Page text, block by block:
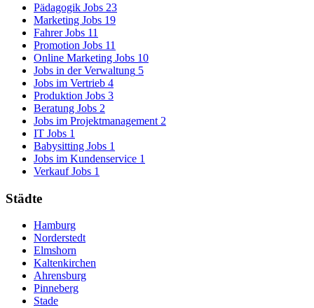
Pädagogik Jobs 23
Marketing Jobs 19
Fahrer Jobs 11
Promotion Jobs 11
Online Marketing Jobs 10
Jobs in der Verwaltung 5
Jobs im Vertrieb 4
Produktion Jobs 3
Beratung Jobs 2
Jobs im Projektmanagement 2
IT Jobs 1
Babysitting Jobs 1
Jobs im Kundenservice 1
Verkauf Jobs 1
Städte
Hamburg
Norderstedt
Elmshorn
Kaltenkirchen
Ahrensburg
Pinneberg
Stade